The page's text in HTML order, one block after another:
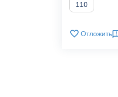
110
Отложить